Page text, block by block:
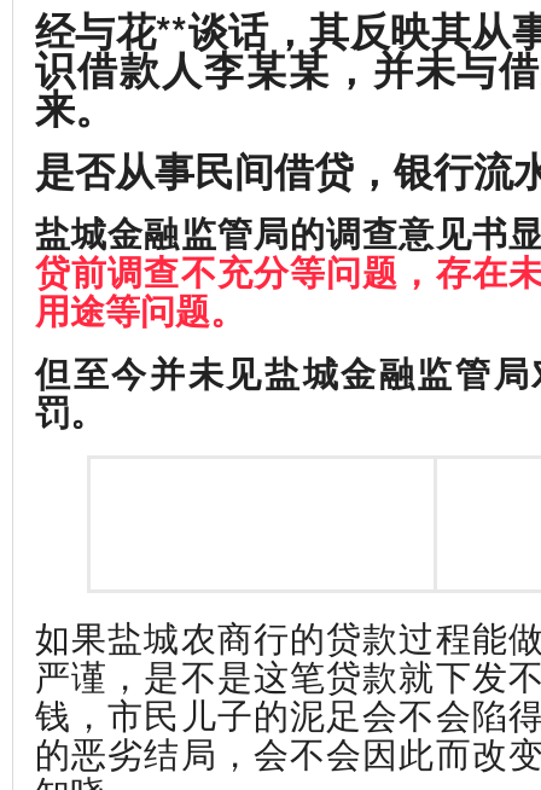
经与花**谈话，其反映其从
识借款人李某某，并未与
来。
是否从事民间借贷，银行流
盐城金融监管局的调查意见书
贷前调查不充分等问题，存在
用途等问题。
但至今并未见盐城金融监管
罚。
如果盐城农商行的贷款过程能
严谨，是不是这笔贷款就下发
钱，市民儿子的泥足会不会陷
的恶劣结局，会不会因此而改